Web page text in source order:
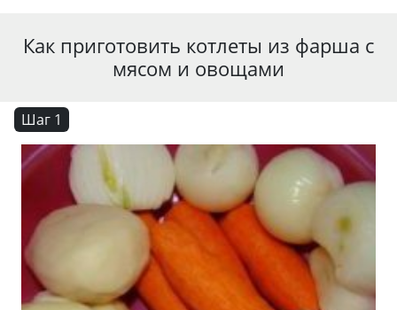
Как приготовить котлеты из фарша с
мясом и овощами
Шаг 1